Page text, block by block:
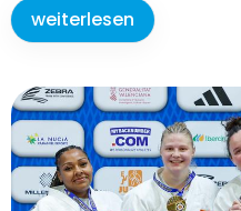
weiterlesen